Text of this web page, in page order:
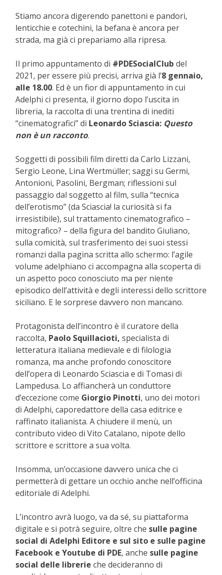
Stiamo ancora digerendo panettoni e pandori,
lenticchie e cotechini, la befana è ancora per
strada, ma già ci prepariamo alla ripresa.
Il primo appuntamento di #PDESocialClub del
2021, per essere più precisi, arriva già l’8 gennaio,
alle 18.00. Ed è un fior di appuntamento in cui
Adelphi ci presenta, il giorno dopo l’uscita in
libreria, la raccolta di una trentina di inediti
“cinematografici” di Leonardo Sciascia: Questo
non è un racconto.
Soggetti di possibili film diretti da Carlo Lizzani,
Sergio Leone, Lina Wertmüller; saggi su Germi,
Antonioni, Pasolini, Bergman; riflessioni sul
passaggio dal soggetto al film, sulla “tecnica
dell’erotismo” (da Sciascia! la curiosità si fa
irresistibile), sul trattamento cinematografico –
mitografico? – della figura del bandito Giuliano,
sulla comicità, sul trasferimento dei suoi stessi
romanzi dalla pagina scritta allo schermo: l’agile
volume adelphiano ci accompagna alla scoperta di
un aspetto poco conosciuto ma per niente
episodico dell’attività e degli interessi dello scrittore
siciliano. E le sorprese davvero non mancano.
Protagonista dell’incontro è il curatore della
raccolta, Paolo Squillacioti, specialista di
letteratura italiana medievale e di filologia
romanza, ma anche profondo conoscitore
dell’opera di Leonardo Sciascia e di Tomasi di
Lampedusa. Lo affiancherà un conduttore
d’eccezione come Giorgio Pinotti, uno dei motori
di Adelphi, caporedattore della casa editrice e
raffinato italianista. A chiudere il menù, un
contributo video di Vito Catalano, nipote dello
scrittore e scrittore a sua volta.
Insomma, un’occasione davvero unica che ci
permetterà di gettare un occhio anche nell’officina
editoriale di Adelphi.
L’incontro avrà luogo, va da sé, su piattaforma
digitale e si potrà seguire, oltre che sulle pagine
social di Adelphi Editore e sul sito e sulle pagine
Facebook e Youtube di PDE, anche sulle pagine
social delle librerie che decideranno di